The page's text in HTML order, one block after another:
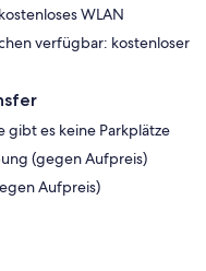
WLAN
verfügbar: kostenloser
es keine Parkplätze
(gegen Aufpreis)
Aufpreis)